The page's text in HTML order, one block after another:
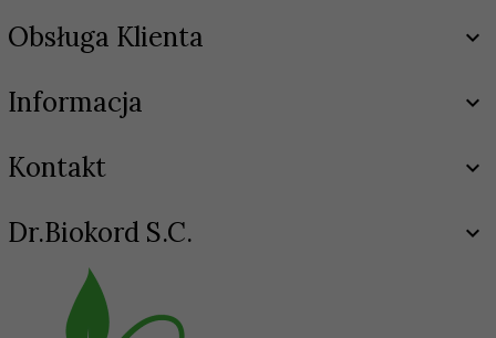
Obsługa Klienta
Informacja
Kontakt
Dr.Biokord S.C.